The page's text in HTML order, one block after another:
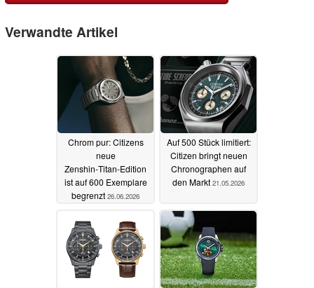
Verwandte Artikel
Chrom pur: Citizens
neue
Zenshin‑Titan‑Edition
ist auf 600 Exemplare
begrenzt 26.06.2026
Auf 500 Stück limitiert:
Citizen bringt neuen
Chronographen auf
den Markt 21.05.2026